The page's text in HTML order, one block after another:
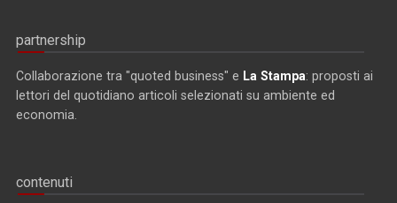
partnership
Collaborazione tra "quoted business" e La Stampa: proposti ai
lettori del quotidiano articoli selezionati su ambiente ed
economia.
contenuti